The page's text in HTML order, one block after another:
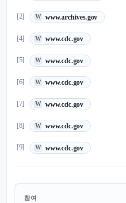
[2] W www.archives.gov
(새 탭에서 열림)
[4] W www.cdc.gov
(새 탭에서 열림)
[5] W www.cdc.gov
(새 탭에서 열림)
[6] W www.cdc.gov
(새 탭에서 열림)
[7] W www.cdc.gov
(새 탭에서 열림)
[8] W www.cdc.gov
(새 탭에서 열림)
[9] W www.cdc.gov
(새 탭에서 열림)
참여